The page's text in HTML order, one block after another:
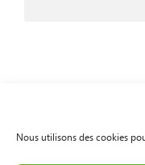
Nous utilisons des cookies